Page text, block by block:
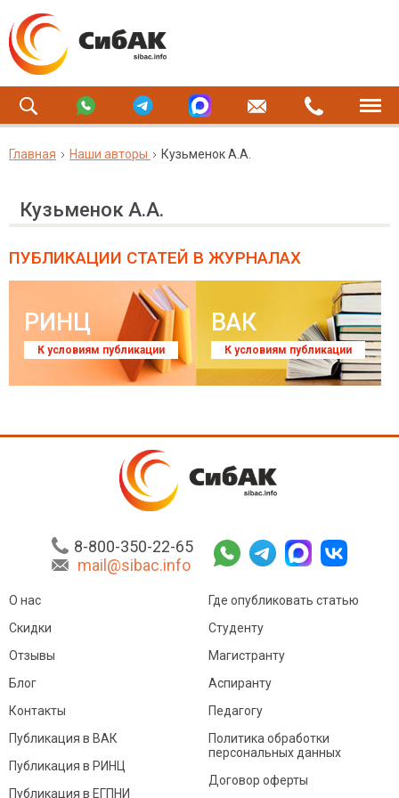
Главная Наши авторы Кузьменок А.А.
Кузьменок А.А.
ПУБЛИКАЦИИ СТАТЕЙ В ЖУРНАЛАХ
РИНЦ
К условиям публикации
ВАК
К условиям публикации
8-800-350-22-65
mail@sibac.info
О нас
Скидки
Отзывы
Блог
Контакты
Где опубликовать статью
Студенту
Магистранту
Аспиранту
Педагогу
Публикация в ВАК
Публикация в РИНЦ
Публикация в ЕГПНИ
Политика обработки
персональных данных
Договор оферты